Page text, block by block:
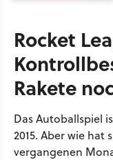
Rocket
Rakete
Das Autoballspiel
2015. Aber wie hat
vergangenen